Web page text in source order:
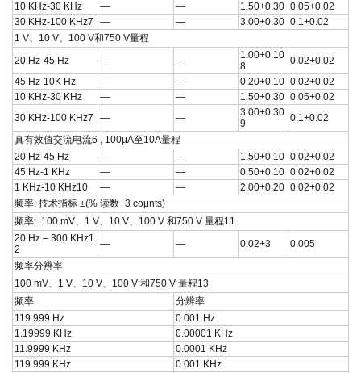
10 KHz-30 KHz
— — 1.50+0.30 0.05+0.02
30 KHz-100 KHz7
— — 3.00+0.30 0.1+0.02
1 V、10 V、100 V和750 V量程
20 Hz-45 Hz
— —
1.00+0.10
8
0.02+0.02
45 Hz-10K Hz
— — 0.20+0.10 0.02+0.02
10 KHz-30 KHz
— — 1.50+0.30 0.05+0.02
30 KHz-100 KHz7
— —
3.00+0.30
9
0.1+0.02
真有效值交流电流6 , 100μA至10A量程
20 Hz-45 Hz
— — 1.50+0.10 0.02+0.02
45 Hz-1 KHz
— — 0.50+0.10 0.02+0.02
1 KHz-10 KHz10
— — 2.00+0.20 0.02+0.02
频率: 技术指标 ±(% 读数+3 coμnts)
频率: 100 mV、1 V、10 V、100 V 和750 V 量程11
20 Hz – 300 KHz1
2
— — 0.02+3
0.005
频率分辨率
100 mV、1 V、10 V、100 V 和750 V 量程13
频率
分辨率
119.999 Hz
0.001 Hz
1.19999 KHz
0.00001 KHz
11.9999 KHz
0.0001 KHz
119.999 KHz
0.001 KHz